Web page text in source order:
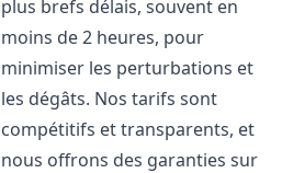
plus brefs délais, souvent en
moins de 2 heures, pour
minimiser les perturbations et
les dégâts. Nos tarifs sont
compétitifs et transparents, et
nous offrons des garanties sur